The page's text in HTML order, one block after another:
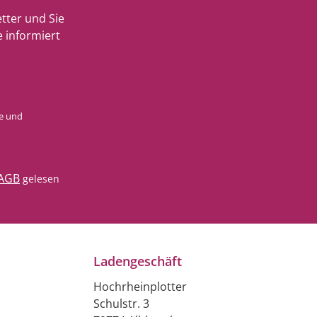
und Sie
informiert
und
gelesen
Ladengeschäft
Hochrheinplotter
Schulstr. 3